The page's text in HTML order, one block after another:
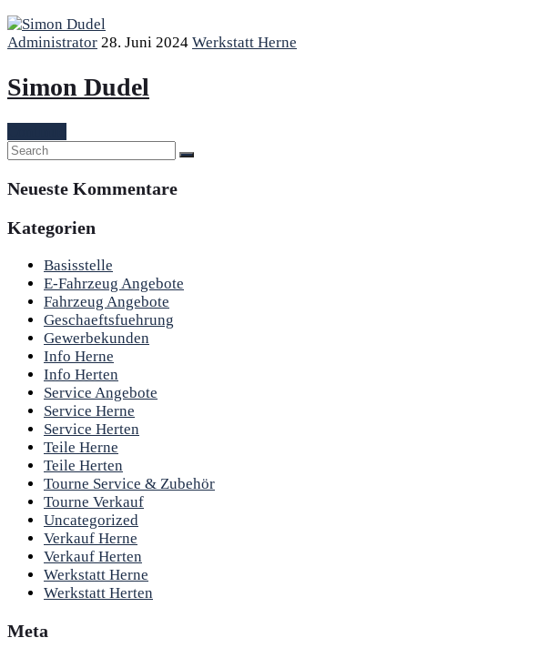
Administrator 28. Juni 2024 Werkstatt Herne
Simon Dudel
Neueste Kommentare
Kategorien
Basisstelle
E-Fahrzeug Angebote
Fahrzeug Angebote
Geschaeftsfuehrung
Gewerbekunden
Info Herne
Info Herten
Service Angebote
Service Herne
Service Herten
Teile Herne
Teile Herten
Tourne Service & Zubehör
Tourne Verkauf
Uncategorized
Verkauf Herne
Verkauf Herten
Werkstatt Herne
Werkstatt Herten
Meta